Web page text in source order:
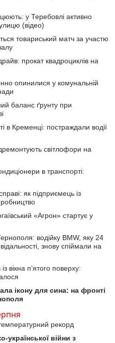
у Теребовлі активно
(відео)
товариський матч за участю
прокат квадроциклів на
опинилися у комунальній
баланс ґрунту при
в Кременці: постраждали водії
світлофори на
в транспорті:
як підприємець із
«Агрон» стартує у
водійку BMW, яку 24
знову спіймали на
вікна п’ятого поверху:
ікону для сина: на фронті
рекорд
української війни з